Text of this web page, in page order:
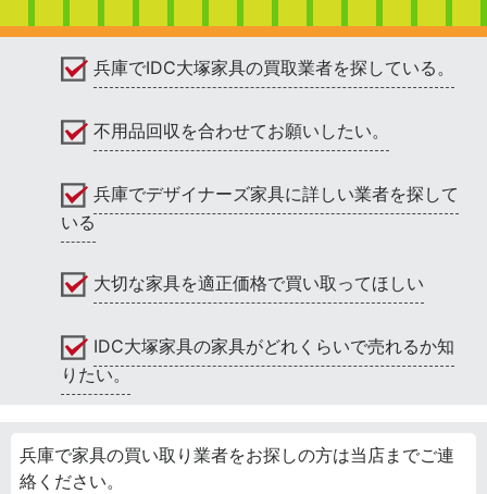
兵庫でIDC大塚家具の買取業者を探している。
不用品回収を合わせてお願いしたい。
兵庫でデザイナーズ家具に詳しい業者を探して
いる
大切な家具を適正価格で買い取ってほしい
IDC大塚家具の家具がどれくらいで売れるか知
りたい。
兵庫で家具の買い取り業者をお探しの方は当店までご連
絡ください。